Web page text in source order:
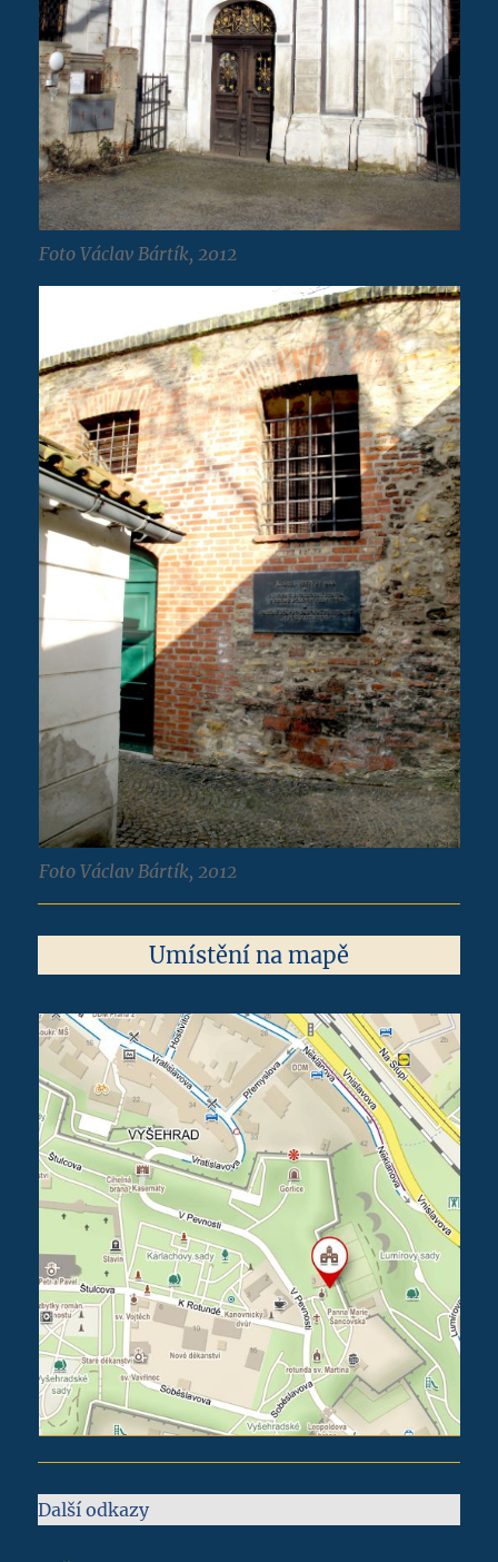
Foto Václav Bártík, 2012
Foto Václav Bártík, 2012
Umístění na mapě
Další odkazy